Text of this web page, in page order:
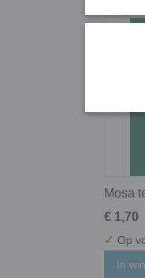
Mosa
€ 1,70
✓ Op
In